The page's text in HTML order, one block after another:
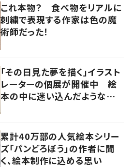
これ本物？ 食べ物をリアルに
刺繍で表現する作家は色の魔
術師だった！
「その日見た夢を描く」イラスト
レーターの個展が開催中 絵
本の中に迷い込んだような想
累計40万部の人気絵本シリー
ズ「パンどろぼう」の作者に聞
く、絵本制作に込める思い